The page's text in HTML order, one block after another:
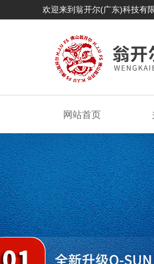
欢迎来到翁开尔(广东)科技有
网站首页